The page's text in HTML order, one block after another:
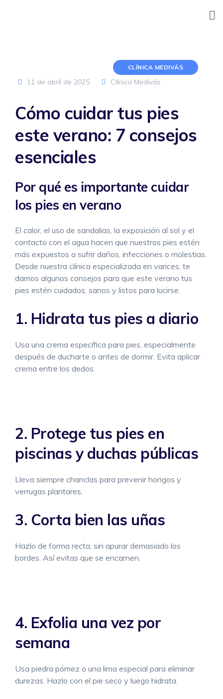
CLÍNICA MEDIVÁS
11 de abril de 2025 Clínica Medivás
Cómo cuidar tus pies
este verano: 7 consejos
esenciales
Por qué es importante cuidar
los pies en verano
El calor, el uso de sandalias, la exposición al sol y el
contacto con el agua hacen que nuestros pies estén
más expuestos a sufrir daños, infecciones o molestias.
Desde nuestra clínica especializada en varices, te
damos algunos consejos para que este verano tus
pies estén cuidados, sanos y listos para lucirse.
1. Hidrata tus pies a diario
Usa una crema específica para pies, especialmente
después de ducharte o antes de dormir. Evita aplicar
crema entre los dedos.
2. Protege tus pies en
piscinas y duchas públicas
Lleva siempre chanclas para prevenir hongos y
verrugas plantares.
3. Corta bien las uñas
Hazlo de forma recta, sin apurar demasiado los
bordes. Así evitas que se encarnen.
4. Exfolia una vez por
semana
Usa piedra pómez o una lima especial para eliminar
durezas. Hazlo con el pie seco y luego hidrata.